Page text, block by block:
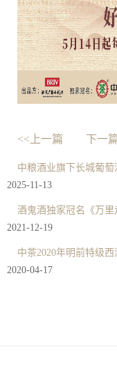
<<上一篇 下一
2025-11-13
酒鬼酒独家冠名《万
2021-12-19
中茶2020年明前特级
2020-04-17